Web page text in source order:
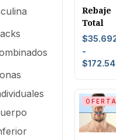
Rebaje
Total
$
-
$
OFERTA